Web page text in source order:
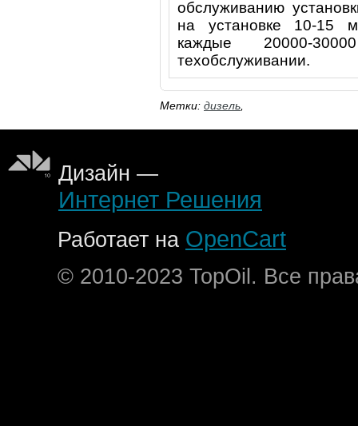
обслуживанию
на установке 10-15
каждые 20000-
техобслуживании.
Метки: дизель
Дизайн —
Интернет Решения
Работает на OpenCart
© 2010-2023 TopOil. Все